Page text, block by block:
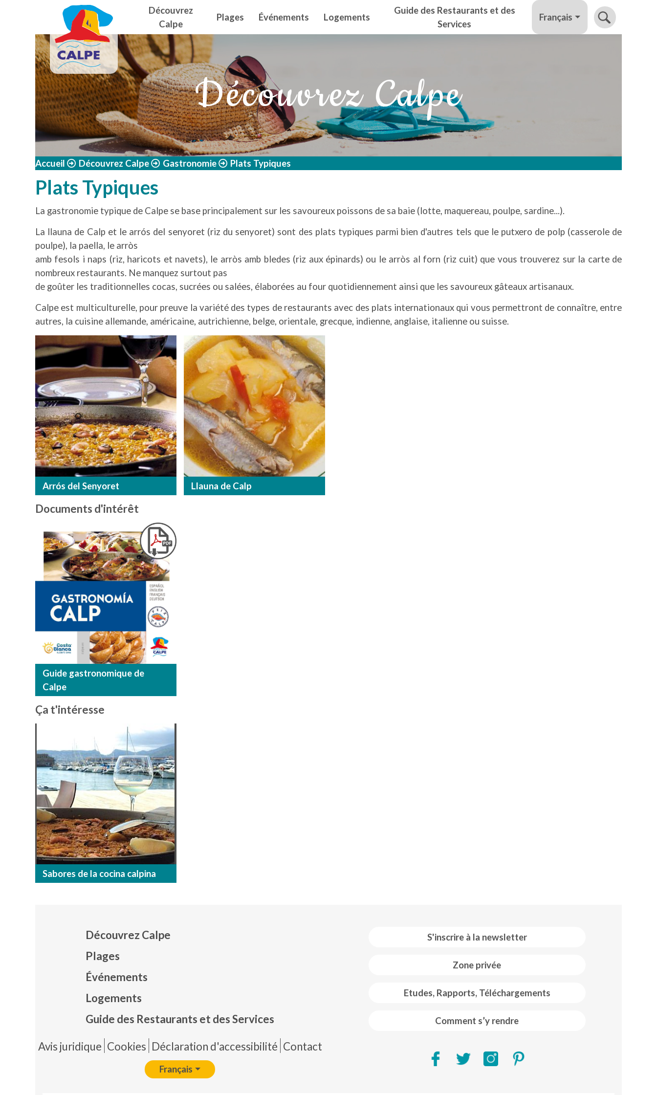
Aller au contenu principal Navegación principal
Découvrez
Calpe
Plages Événements Logements
Guide des Restaurants et des
Services
Français
Découvrez Calpe
Accueil Découvrez Calpe Gastronomie Plats Typiques
Plats Typiques
La gastronomie typique de Calpe se base principalement sur les savoureux poissons de sa baie (lotte, maquereau, poulpe, sardine...).
La llauna de Calp et le arrós del senyoret (riz du senyoret) sont des plats typiques parmi bien d'autres tels que le putxero de polp (casserole de
poulpe), la paella, le arròs
amb fesols i naps (riz, haricots et navets), le arròs amb bledes (riz aux épinards) ou le arròs al forn (riz cuit) que vous trouverez sur la carte de
nombreux restaurants. Ne manquez surtout pas
de goûter les traditionnelles cocas, sucrées ou salées, élaborées au four quotidiennement ainsi que les savoureux gâteaux artisanaux.
Calpe est multiculturelle, pour preuve la variété des types de restaurants avec des plats internationaux qui vous permettront de connaître, entre
autres, la cuisine allemande, américaine, autrichienne, belge, orientale, grecque, indienne, anglaise, italienne ou suisse.
Arrós del Senyoret Llauna de Calp
Documents d'intérêt
Guide gastronomique de
Calpe
Ça t'intéresse
Sabores de la cocina calpina
S'inscrire à la newsletter
Zone privée
Etudes, Rapports, Téléchargements
Comment s’y rendre
Découvrez Calpe
Plages
Événements
Logements
Guide des Restaurants et des Services
Pie de página
Avis juridique Cookies Déclaration d'accessibilité Contact
Français